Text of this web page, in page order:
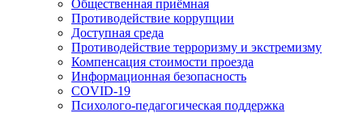
Общественная приёмная
Противодействие коррупции
Доступная среда
Противодействие терроризму и экстремизму
Компенсация стоимости проезда
Информационная безопасность
COVID-19
Психолого-педагогическая поддержка